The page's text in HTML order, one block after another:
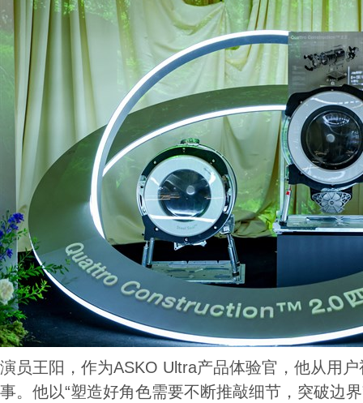
演员王阳，作为ASKO Ultra产品体验官，他从用
事。他以“塑造好角色需要不断推敲细节，突破边